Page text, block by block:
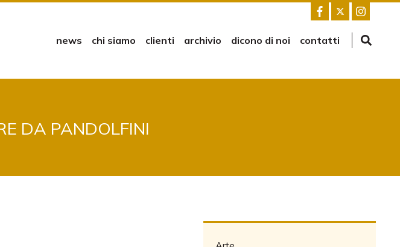
news chi siamo clienti archivio dicono di noi contatti
DA PANDOLFINI